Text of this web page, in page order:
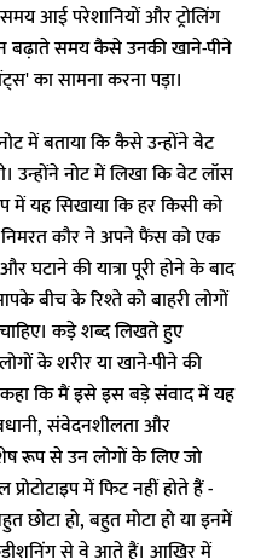
आई परेशानियों और ट्रोलिंग
बढ़ाते समय कैसे उनकी खाने-पीने
का सामना करना पड़ा।
में बताया कि कैसे उन्होंने वेट
उन्होंने नोट में लिखा कि वेट लॉस
में यह सिखाया कि हर किसी को
निमरत कौर ने अपने फैंस को एक
की यात्रा पूरी होने के बाद
बीच के रिश्ते को बाहरी लोगों
कड़े शब्द लिखते हुए
के शरीर या खाने-पीने की
कि मैं इसे इस बड़े संवाद में यह
संवेदनशीलता और
रूप से उन लोगों के लिए जो
में फिट नहीं होते हैं -
छोटा हो, बहुत मोटा हो या इनमें
से वे आते हैं। आखिर में